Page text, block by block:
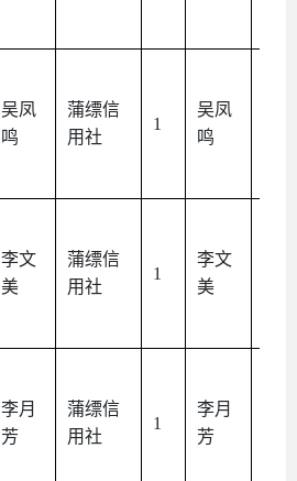
吴凤
鸣
蒲缥信
用社
1
吴凤
鸣
李文
美
蒲缥信
用社
1
李文
美
李月
芳
蒲缥信
用社
1
李月
芳